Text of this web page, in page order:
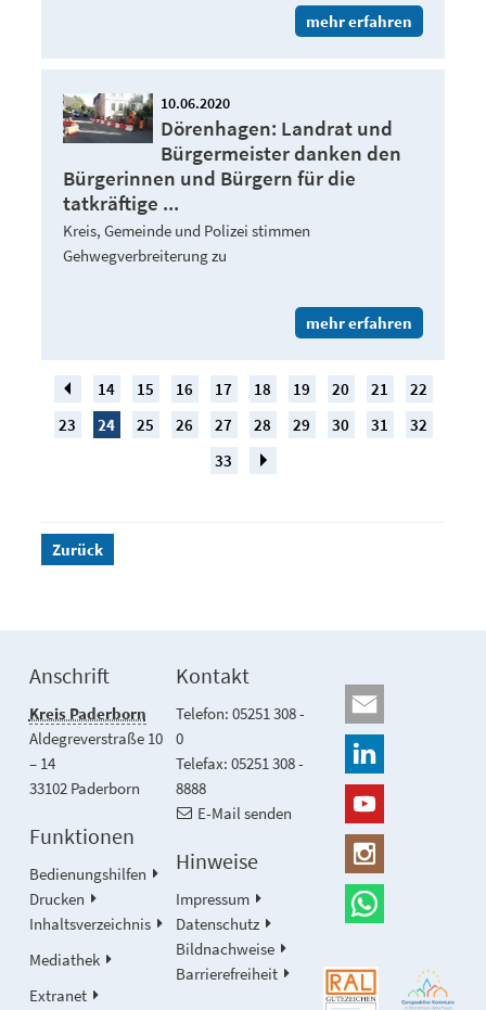
mehr erfahren
10.06.2020
Dörenhagen: Landrat und
Bürgermeister danken den
Bürgerinnen und Bürgern für die
tatkräftige ...
Kreis, Gemeinde und Polizei stimmen
Gehwegverbreiterung zu
mehr erfahren
14 15 16 17 18 19 20 21
22
23
24 25 26 27 28 29 30 31
32
33
Zurück
Anschrift
Kreis Paderborn
Aldegreverstraße 10
– 14
33102 Paderborn
Kontakt
Telefon: 05251 308 -
0
Telefax: 05251 308 -
8888
E-Mail senden
Funktionen
Bedienungshilfen
Drucken
Inhaltsverzeichnis
Mediathek
Extranet
Hinweise
Impressum
Datenschutz
Bildnachweise
Barrierefreiheit